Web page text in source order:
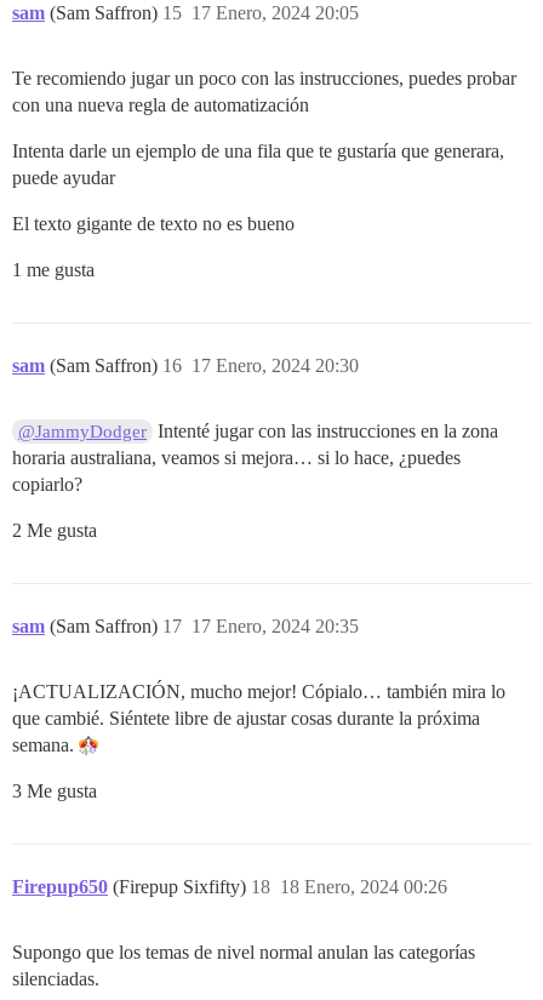
sam (Sam Saffron) 17 Enero, 2024 20:05
15
Te recomiendo jugar un poco con las instrucciones, puedes probar
con una nueva regla de automatización
Intenta darle un ejemplo de una fila que te gustaría que generara,
puede ayudar
El texto gigante de texto no es bueno
1 me gusta
sam (Sam Saffron) 17 Enero, 2024 20:30
16
@JammyDodger Intenté jugar con las instrucciones en la zona
horaria australiana, veamos si mejora… si lo hace, ¿puedes
copiarlo?
2 Me gusta
sam (Sam Saffron) 17 Enero, 2024 20:35
17
¡ACTUALIZACIÓN, mucho mejor! Cópialo… también mira lo
que cambié. Siéntete libre de ajustar cosas durante la próxima
semana.
3 Me gusta
Firepup650 (Firepup Sixfifty) 18 Enero, 2024 00:26
18
Supongo que los temas de nivel normal anulan las categorías
silenciadas.